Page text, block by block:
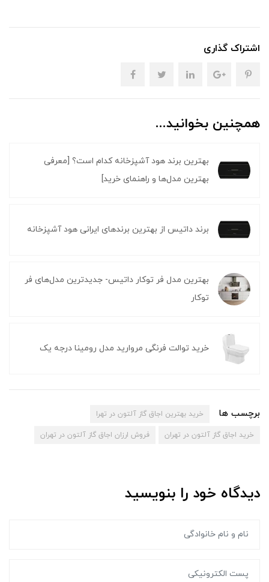
اشتراک گذاری
همچنین بخوانید...
بهترین برند هود آشپزخانه کدام است؟ [معرفی
بهترین مدل‌ها و راهنمای خرید]
برند داتیس از بهترین برندهای ایرانی هود آشپزخانه
بهترین مدل فر توکار داتیس- جدیدترین مدل‌های فر
توکار
خرید توالت فرنگی مروارید مدل رومینا درجه یک
برچسب ها خرید بهترین اجاق گاز آلتون در تهرا
خرید اجاق گاز آلتون در تهران فروش ارزان اجاق گاز آلتون در تهران
دیدگاه خود را بنویسید